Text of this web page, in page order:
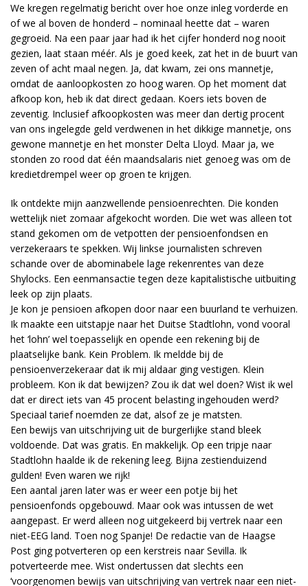
We kregen regelmatig bericht over hoe onze inleg vorderde en
of we al boven de honderd – nominaal heette dat – waren
gegroeid. Na een paar jaar had ik het cijfer honderd nog nooit
gezien, laat staan méér. Als je goed keek, zat het in de buurt van
zeven of acht maal negen. Ja, dat kwam, zei ons mannetje,
omdat de aanloopkosten zo hoog waren. Op het moment dat
afkoop kon, heb ik dat direct gedaan. Koers iets boven de
zeventig. Inclusief afkoopkosten was meer dan dertig procent
van ons ingelegde geld verdwenen in het dikkige mannetje, ons
gewone mannetje en het monster Delta Lloyd. Maar ja, we
stonden zo rood dat één maandsalaris niet genoeg was om de
kredietdrempel weer op groen te krijgen.
Ik ontdekte mijn aanzwellende pensioenrechten. Die konden
wettelijk niet zomaar afgekocht worden. Die wet was alleen tot
stand gekomen om de vetpotten der pensioenfondsen en
verzekeraars te spekken. Wij linkse journalisten schreven
schande over de abominabele lage rekenrentes van deze
Shylocks. Een eenmansactie tegen deze kapitalistische uitbuiting
leek op zijn plaats.
Je kon je pensioen afkopen door naar een buurland te verhuizen.
Ik maakte een uitstapje naar het Duitse Stadtlohn, vond vooral
het ‘lohn’ wel toepasselijk en opende een rekening bij de
plaatselijke bank. Kein Problem. Ik meldde bij de
pensioenverzekeraar dat ik mij aldaar ging vestigen. Klein
probleem. Kon ik dat bewijzen? Zou ik dat wel doen? Wist ik wel
dat er direct iets van 45 procent belasting ingehouden werd?
Speciaal tarief noemden ze dat, alsof ze je matsten.
Een bewijs van uitschrijving uit de burgerlijke stand bleek
voldoende. Dat was gratis. En makkelijk. Op een tripje naar
Stadtlohn haalde ik de rekening leeg. Bijna zestienduizend
gulden! Even waren we rijk!
Een aantal jaren later was er weer een potje bij het
pensioenfonds opgebouwd. Maar ook was intussen de wet
aangepast. Er werd alleen nog uitgekeerd bij vertrek naar een
niet-EEG land. Toen nog Spanje! De redactie van de Haagse
Post ging potverteren op een kerstreis naar Sevilla. Ik
potverteerde mee. Wist ondertussen dat slechts een
‘voorgenomen bewijs van uitschrijving van vertrek naar een niet-